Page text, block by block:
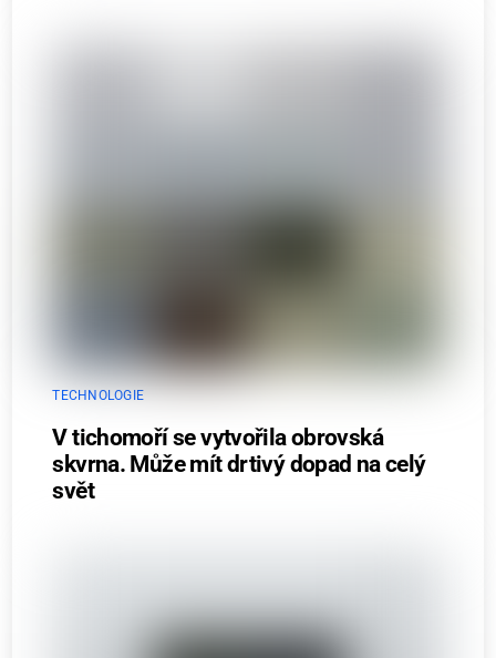
TECHNOLOGIE
V tichomoří se vytvořila obrovská
skvrna. Může mít drtivý dopad na celý
svět